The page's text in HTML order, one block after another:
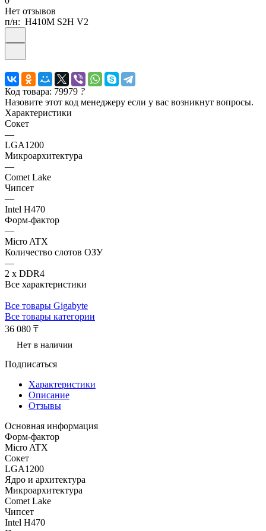
Нет отзывов
п/н: H410M S2H V2
Код товара: 79979 ?
Назовите этот код менеджеру если у вас возникнут вопросы.
Характеристики
Сокет
—
LGA1200
Микроархитектура
—
Comet Lake
Чипсет
—
Intel H470
Форм-фактор
—
Micro ATX
Количество слотов ОЗУ
—
2 x DDR4
Все характеристики
Все товары Gigabyte
Все товары категории
36 080 ₸
Нет в наличии
Подписаться
Характеристики
Описание
Отзывы
Основная информация
Форм-фактор
Micro ATX
Сокет
LGA1200
Ядро и архитектура
Микроархитектура
Comet Lake
Чипсет
Intel H470